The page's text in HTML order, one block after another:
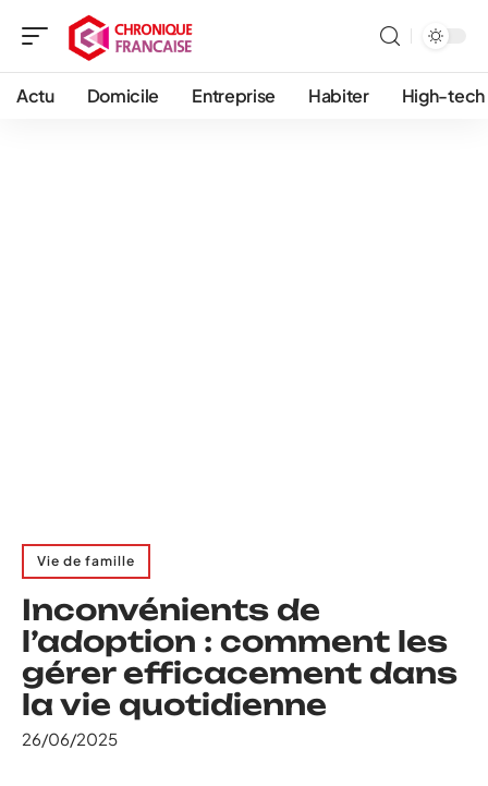
Actu Domicile Entreprise Habiter High-tech
Vie de famille
Inconvénients de
l’adoption : comment les
gérer efficacement dans
la vie quotidienne
26/06/2025